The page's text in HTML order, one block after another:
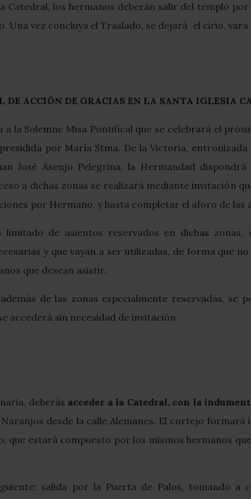
Catedral, los hermanos deberán salir del templo
Una vez concluya el Traslado, se dejará el cirio,
ACCIÓN DE GRACIAS EN LA SANTA IGLESIA
a la Solemne Misa Pontifical que se celebrará el
por María Stma. De la Victoria,
José Asenjo Pelegrina, la Hermandad
a dichas zonas se realizará mediante invitación
por Hermano, y hasta completar el aforo de las
limitado de asientos reservados en dichas
y que vayan a ser utilizadas, de forma que
que desean asistir.
de las zonas especialmente reservadas, se
accederá sin necesidad de invitación.
deberás acceder a la Catedral, con la
desde la calle Alemanes. El cortejo
estará compuesto por los mismos hermanos
salida por la Puerta de Palos, tomando a